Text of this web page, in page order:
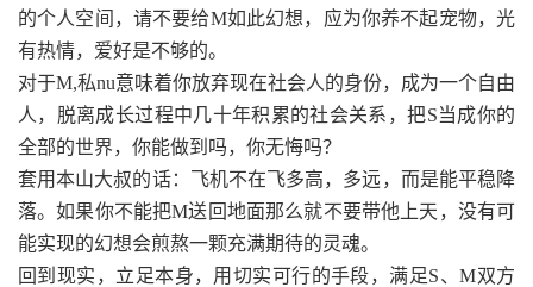
的个人空间，请不要给M如此幻想，应为你养不起宠物，光
有热情，爱好是不够的。
对于M,私nu意味着你放弃现在社会人的身份，成为一个自由
人，脱离成长过程中几十年积累的社会关系，把S当成你的
全部的世界，你能做到吗，你无悔吗？
套用本山大叔的话：飞机不在飞多高，多远，而是能平稳降
落。如果你不能把M送回地面那么就不要带他上天，没有可
能实现的幻想会煎熬一颗充满期待的灵魂。
回到现实，立足本身，用切实可行的手段，满足S、M双方